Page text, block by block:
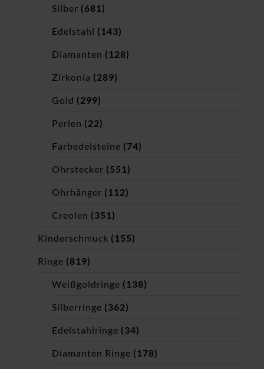
Silber (681)
Edelstahl (143)
Diamanten (128)
Zirkonia (289)
Gold (299)
Perlen (22)
Farbedelsteine (74)
Ohrstecker (551)
Ohrhänger (112)
Creolen (351)
Kinderschmuck (155)
Ringe (819)
Weißgoldringe (138)
Silberringe (362)
Edelstahlringe (34)
Diamanten Ringe (178)